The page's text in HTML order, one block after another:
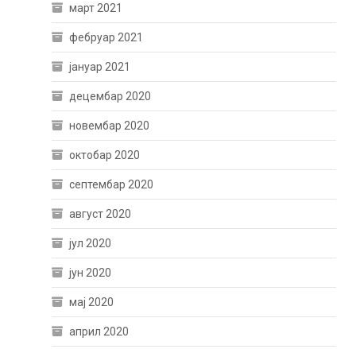
март 2021
фебруар 2021
јануар 2021
децембар 2020
новембар 2020
октобар 2020
септембар 2020
август 2020
јул 2020
јун 2020
мај 2020
април 2020